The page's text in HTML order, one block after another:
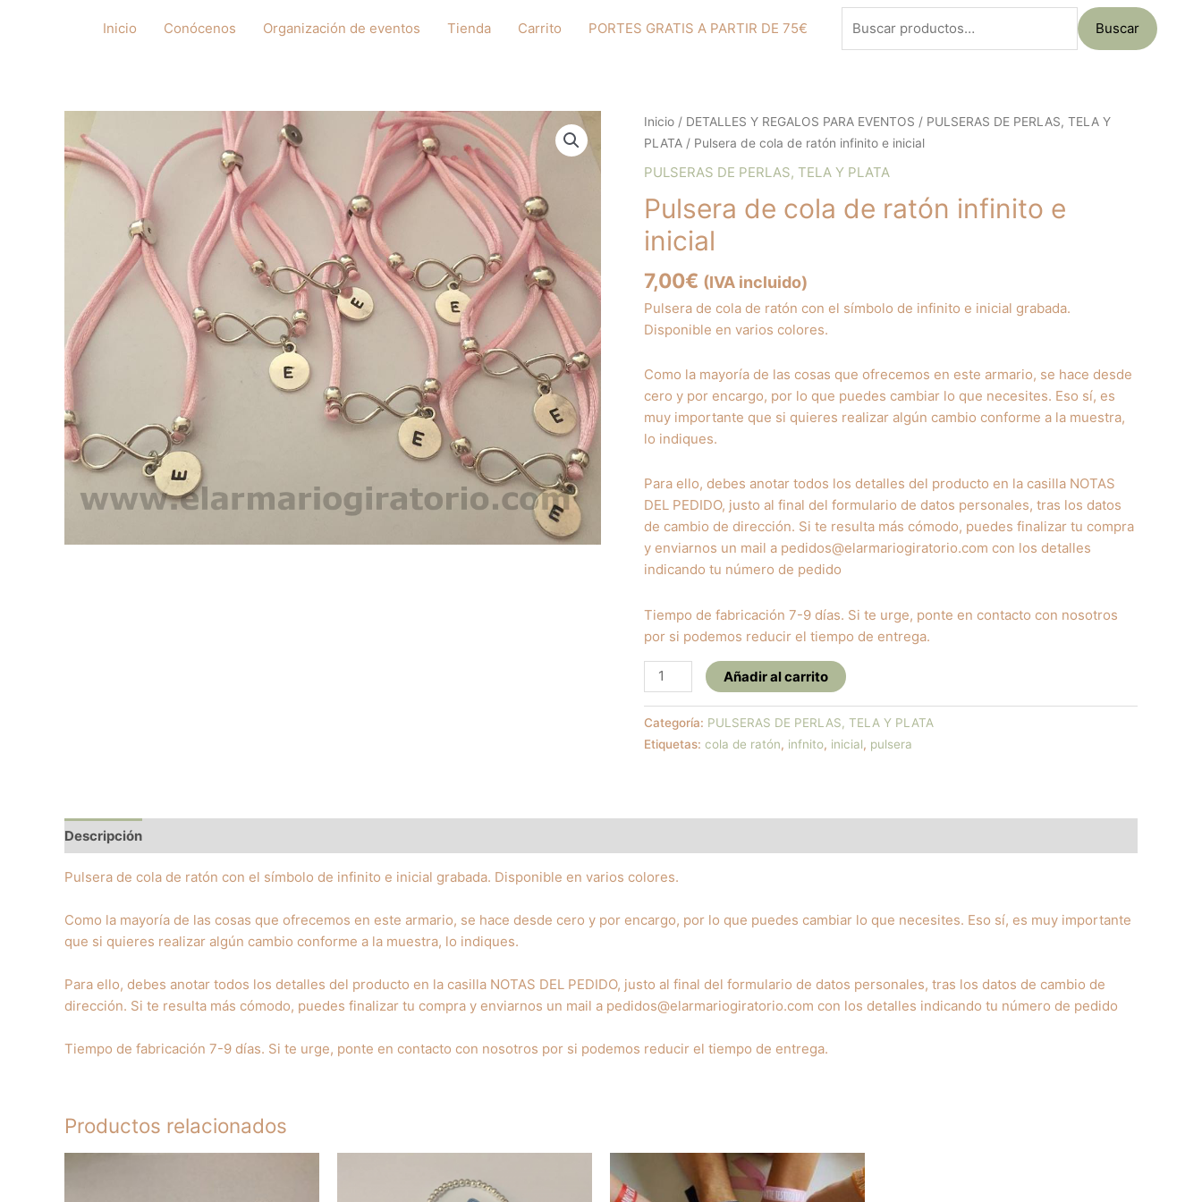
Inicio Conócenos Organización de eventos Tienda Carrito PORTES GRATIS A PARTIR DE 75€
por:
Buscar
Inicio / DETALLES Y REGALOS PARA EVENTOS / PULSERAS DE PERLAS, TELA Y
PLATA / Pulsera de cola de ratón infinito e inicial
PULSERAS DE PERLAS, TELA Y PLATA
Pulsera de cola de ratón infinito e
inicial
7,00€ (IVA incluido)
Pulsera de cola de ratón con el símbolo de infinito e inicial grabada.
Disponible en varios colores.
Como la mayoría de las cosas que ofrecemos en este armario, se hace desde
cero y por encargo, por lo que puedes cambiar lo que necesites. Eso sí, es
muy importante que si quieres realizar algún cambio conforme a la muestra,
lo indiques.
Para ello, debes anotar todos los detalles del producto en la casilla NOTAS
DEL PEDIDO, justo al final del formulario de datos personales, tras los datos
de cambio de dirección. Si te resulta más cómodo, puedes finalizar tu compra
y enviarnos un mail a pedidos@elarmariogiratorio.com con los detalles
indicando tu número de pedido
Tiempo de fabricación 7-9 días. Si te urge, ponte en contacto con nosotros
por si podemos reducir el tiempo de entrega.
Pulsera
de
ratón
inicial
Añadir al carrito
Categoría: PULSERAS DE PERLAS, TELA Y PLATA
Etiquetas: cola de ratón, infnito, inicial, pulsera
Descripción
Pulsera de cola de ratón con el símbolo de infinito e inicial grabada. Disponible en varios colores.
Como la mayoría de las cosas que ofrecemos en este armario, se hace desde cero y por encargo, por lo que puedes cambiar lo que necesites. Eso sí, es muy importante
que si quieres realizar algún cambio conforme a la muestra, lo indiques.
Para ello, debes anotar todos los detalles del producto en la casilla NOTAS DEL PEDIDO, justo al final del formulario de datos personales, tras los datos de cambio de
dirección. Si te resulta más cómodo, puedes finalizar tu compra y enviarnos un mail a pedidos@elarmariogiratorio.com con los detalles indicando tu número de pedido
Tiempo de fabricación 7-9 días. Si te urge, ponte en contacto con nosotros por si podemos reducir el tiempo de entrega.
Productos relacionados